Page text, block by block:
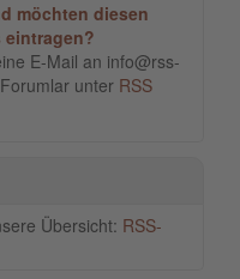
möchten diesen
eintragen?
E-Mail an info@rss-
unter RSS
Übersicht: RSS-